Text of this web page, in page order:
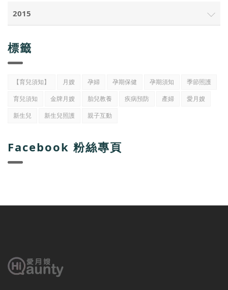
2015
標籤
【育兒須知】 月嫂 孕婦 孕期保健 孕期須知
季節照護
育兒須知
金牌月嫂 胎兒教養 疾病預防 產婦
愛月嫂
新生兒
新生兒照護 親子互動
Facebook 粉絲專頁